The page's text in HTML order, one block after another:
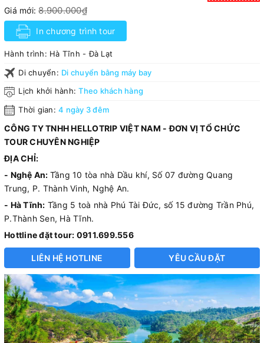
Giá mới:8.900.000₫
In chương trình tour
Hành trình: Hà Tĩnh - Đà Lạt
Di chuyển: Di chuyển bằng máy bay
Lịch khởi hành:Theo khách hàng
Thời gian: 4 ngày 3 đêm
CÔNG TY TNHH HELLOTRIP VIỆT NAM - ĐƠN VỊ TỔ CHỨC
TOUR CHUYÊN NGHIỆP
ĐỊA CHỈ:
- Nghệ An: Tầng 10 tòa nhà Dầu khí, Số 07 đường Quang
Trung, P. Thành Vinh, Nghệ An.
- Hà Tĩnh: Tầng 5 toà nhà Phú Tài Đức, số 15 đường Trần Phú,
P.Thành Sen, Hà Tĩnh.
Hottline đặt tour: 0911.699.556
LIÊN HỆ HOTLINE YÊU CẦU ĐẶT